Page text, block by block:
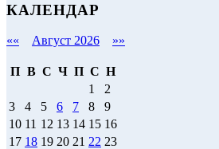
КАЛЕНДАР
«« Август 2026 »»
П В С Ч П С Н
1
2
3
4 5 6 7 8
9
10 11 12 13 14 15 16
17 18 19 20 21 22 23